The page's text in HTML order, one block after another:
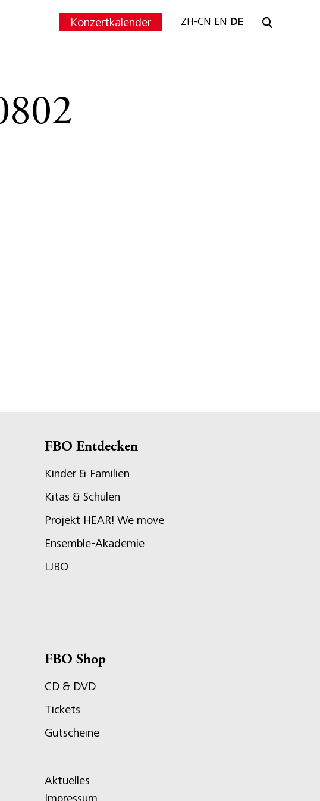
Konzertkalender ZH-CN EN DE
FBO Entdecken
Kinder & Familien
Kitas & Schulen
Projekt HEAR! We move
Ensemble-Akademie
LJBO
FBO Shop
CD & DVD
Tickets
Gutscheine
Aktuelles